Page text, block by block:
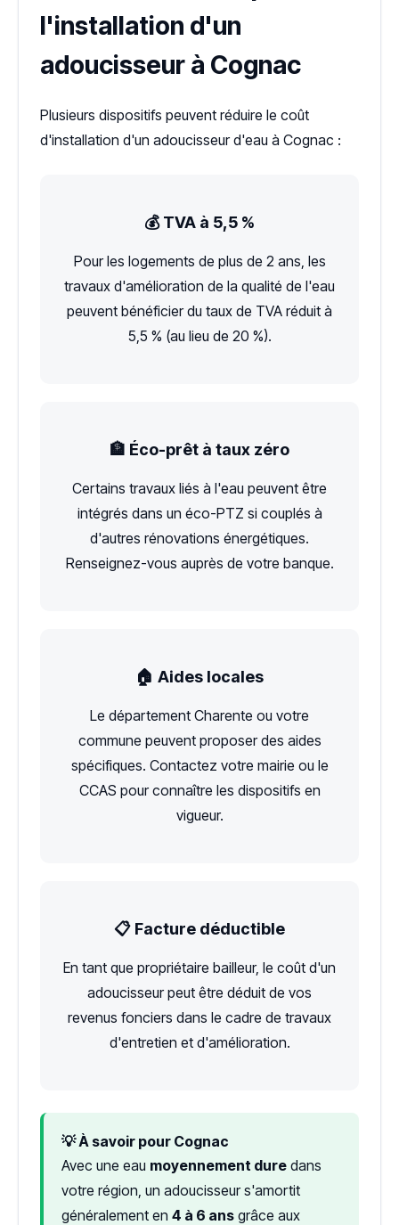
l'installation d'un
adoucisseur à Cognac
Plusieurs dispositifs peuvent réduire le coût
d'installation d'un adoucisseur d'eau à Cognac :
💰 TVA à 5,5 %
Pour les logements de plus de 2 ans, les
travaux d'amélioration de la qualité de l'eau
peuvent bénéficier du taux de TVA réduit à
5,5 % (au lieu de 20 %).
🏦 Éco-prêt à taux zéro
Certains travaux liés à l'eau peuvent être
intégrés dans un éco-PTZ si couplés à
d'autres rénovations énergétiques.
Renseignez-vous auprès de votre banque.
🏠 Aides locales
Le département Charente ou votre
commune peuvent proposer des aides
spécifiques. Contactez votre mairie ou le
CCAS pour connaître les dispositifs en
vigueur.
📋 Facture déductible
En tant que propriétaire bailleur, le coût d'un
adoucisseur peut être déduit de vos
revenus fonciers dans le cadre de travaux
d'entretien et d'amélioration.
💡 À savoir pour Cognac
Avec une eau moyennement dure dans
votre région, un adoucisseur s'amortit
généralement en 4 à 6 ans grâce aux